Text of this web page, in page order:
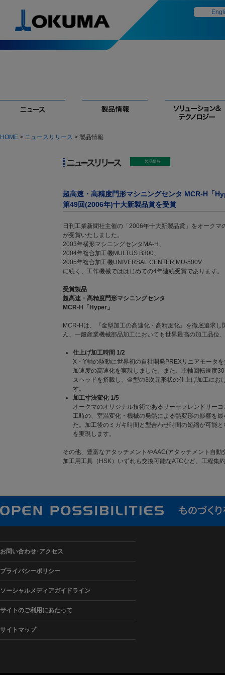
HOME > ニュースリリース > 製品情報
超高速・高精度門形マシニングセンタ MCR-H「
第49回(2006年)十大新製品賞を受賞
日刊工業新聞社主催の「2006年十大新製品賞」をオーク
が受賞いたしました。
2003年横形マシニングセンタMA-H、
2004年複合加工機MULTUS B300、
2005年複合加工機UNIVERSAL CENTER MU-500V
に続く、工作機械でははじめての4年連続受賞であります。
受賞製品
超高速・高精度門形マシニングセンタ
MCR-H「Hyper」
MCR-Hは、『金型加工の高速化・高精度化』を徹底追求
ん、一般産業機械部品加工においても世界最高の加工品位
仕上げ加工時間 1/2
X・Y軸の駆動に世界初の自社開発PREXリニアモータ
加速度の高速化を実現しました。また、主軸回転速度
スヘッドを搭載し、金型の3次元形状の仕上げ加工にお
す。
加工寸法変化 1/5
オークマのオリジナル技術であるサーモフレンドリー
工時の、室温変化・機械の発熱による熱変形の影響を
た。加工後のミガキ時間と型合わせ時間の短縮が可能
を実現します。
その他、豊富なアタッチメントやAAC(アタッチメント自
加工用工具（HSK）いずれも交換可能なATCなど、工程集
お問い合わせ･アクセス
プライバシーポリシー
ソーシャルメディアガイドライン
サイトのご利用にあたって
サイトマップ